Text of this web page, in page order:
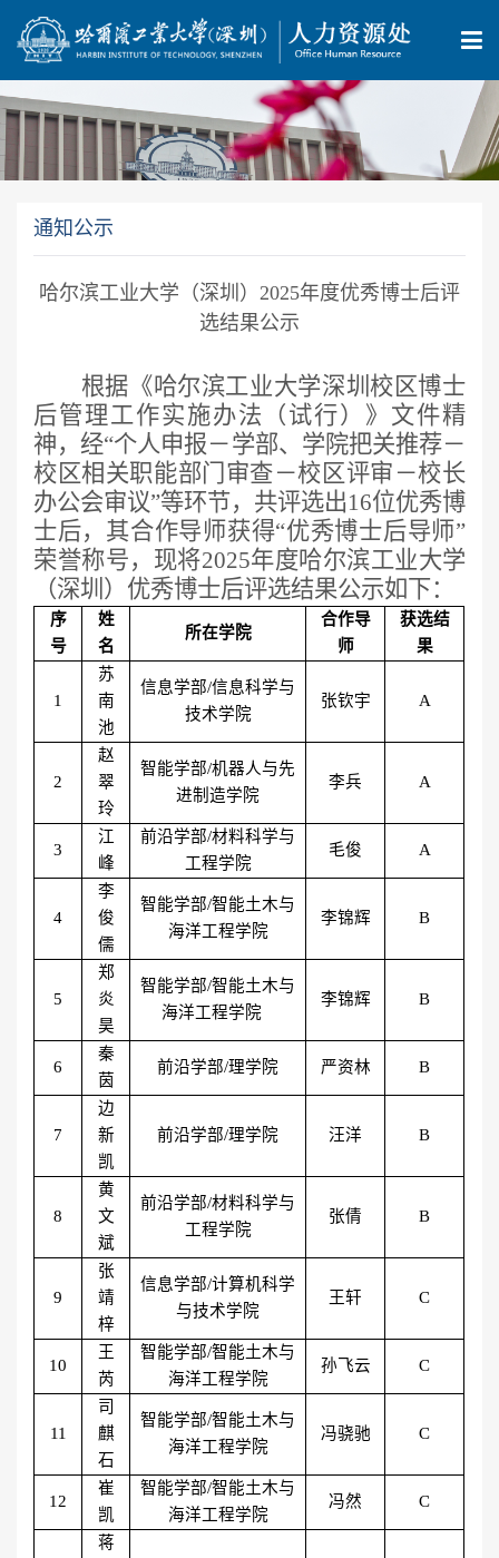
通知公示
哈尔滨工业大学（深圳）2025年度优秀博士后评
选结果公示
根据《哈尔滨工业大学深圳校区博士
后管理工作实施办法（试行）》文件精
神，经“个人申报－学部、学院把关推荐－
校区相关职能部门审查－校区评审－校长
办公会审议”等环节， 共评选出16位优秀博
士后，其合作导师获得“优秀博士后导师”
荣誉称号， 现将2025年度哈尔滨工业大学
（深圳）优秀博士后评选结果公示如下：
序
号
姓
名
所在学院
合作导
师
获选结
果
1
苏
南
池
信息学部/信息科学与
技术学院
张钦宇 A
2
赵
翠
玲
智能学部/机器人与先
进制造学院
李兵 A
3
江
峰
前沿学部/材料科学与
工程学院
毛俊 A
4
李
俊
儒
智能学部/智能土木与
海洋工程学院
李锦辉 B
5
郑
炎
昊
智能学部/智能土木与
海洋工程学院
李锦辉 B
6
秦
茵
前沿学部/理学院 严资林 B
7
边
新
凯
前沿学部/理学院 汪洋 B
8
黄
文
斌
前沿学部/材料科学与
工程学院
张倩 B
9
张
靖
梓
信息学部/计算机科学
与技术学院
王轩 C
10
王
芮
智能学部/智能土木与
海洋工程学院
孙飞云 C
11
司
麒
石
智能学部/智能土木与
海洋工程学院
冯骁驰 C
12
崔
凯
智能学部/智能土木与
海洋工程学院
冯然 C
蒋